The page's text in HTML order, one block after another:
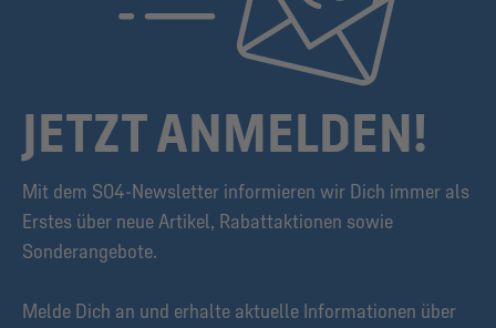
JETZT ANMELDEN!
Mit dem S04-Newsletter informieren wir Dich immer als
Erstes über neue Artikel, Rabattaktionen sowie
Sonderangebote.
Melde Dich an und erhalte aktuelle Informationen über